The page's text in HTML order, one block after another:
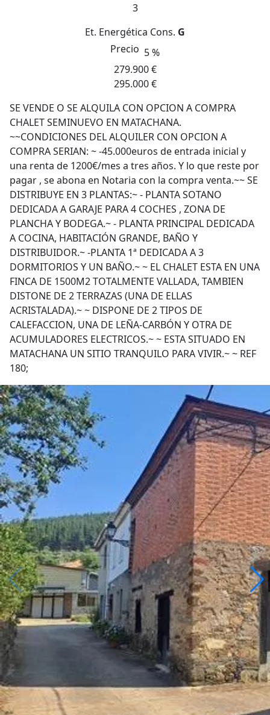
3
Et. Energética Cons. G
Precio 5 %
279.900 €
295.000 €
SE VENDE O SE ALQUILA CON OPCION A COMPRA
CHALET SEMINUEVO EN MATACHANA.
~~CONDICIONES DEL ALQUILER CON OPCION A
COMPRA SERIAN: ~ -45.000euros de entrada inicial y
una renta de 1200€/mes a tres años. Y lo que reste por
pagar , se abona en Notaria con la compra venta.~~ SE
DISTRIBUYE EN 3 PLANTAS:~ - PLANTA SOTANO
DEDICADA A GARAJE PARA 4 COCHES , ZONA DE
PLANCHA Y BODEGA.~ - PLANTA PRINCIPAL DEDICADA
A COCINA, HABITACIÓN GRANDE, BAÑO Y
DISTRIBUIDOR.~ -PLANTA 1ª DEDICADA A 3
DORMITORIOS Y UN BAÑO.~ ~ EL CHALET ESTA EN UNA
FINCA DE 1500M2 TOTALMENTE VALLADA, TAMBIEN
DISTONE DE 2 TERRAZAS (UNA DE ELLAS
ACRISTALADA).~ ~ DISPONE DE 2 TIPOS DE
CALEFACCION, UNA DE LEÑA-CARBÓN Y OTRA DE
ACUMULADORES ELECTRICOS.~ ~ ESTA SITUADO EN
MATACHANA UN SITIO TRANQUILO PARA VIVIR.~ ~ REF
180;